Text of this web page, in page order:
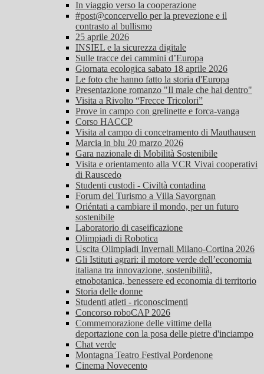
In viaggio verso la cooperazione
#post@concervello per la prevezione e il
contrasto al bullismo
25 aprile 2026
INSIEL e la sicurezza digitale
Sulle tracce dei cammini d’Europa
Giornata ecologica sabato 18 aprile 2026
Le foto che hanno fatto la storia d'Europa
Presentazione romanzo "Il male che hai dentro"
Visita a Rivolto “Frecce Tricolori”
Prove in campo con grelinette e forca-vanga
Corso HACCP
Visita al campo di concetramento di Mauthausen
Marcia in blu 20 marzo 2026
Gara nazionale di Mobilità Sostenibile
Visita e orientamento alla VCR Vivai cooperativi
di Rauscedo
Studenti custodi - Civiltà contadina
Forum del Turismo a Villa Savorgnan
Oriéntati a cambiare il mondo, per un futuro
sostenibile
Laboratorio di caseificazione
Olimpiadi di Robotica
Uscita Olimpiadi Invernali Milano-Cortina 2026
Gli Istituti agrari: il motore verde dell’economia
italiana tra innovazione, sostenibilità,
etnobotanica, benessere ed economia di territorio
Storia delle donne
Studenti atleti - riconoscimenti
Concorso roboCAP 2026
Commemorazione delle vittime della
deportazione con la posa delle pietre d'inciampo
Chat verde
Montagna Teatro Festival Pordenone
Cinema Novecento